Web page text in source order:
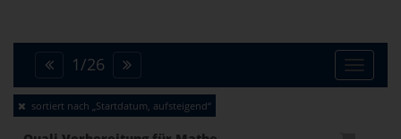
Toggle
1/26
sortiert nach „Startdatum, aufsteigend“